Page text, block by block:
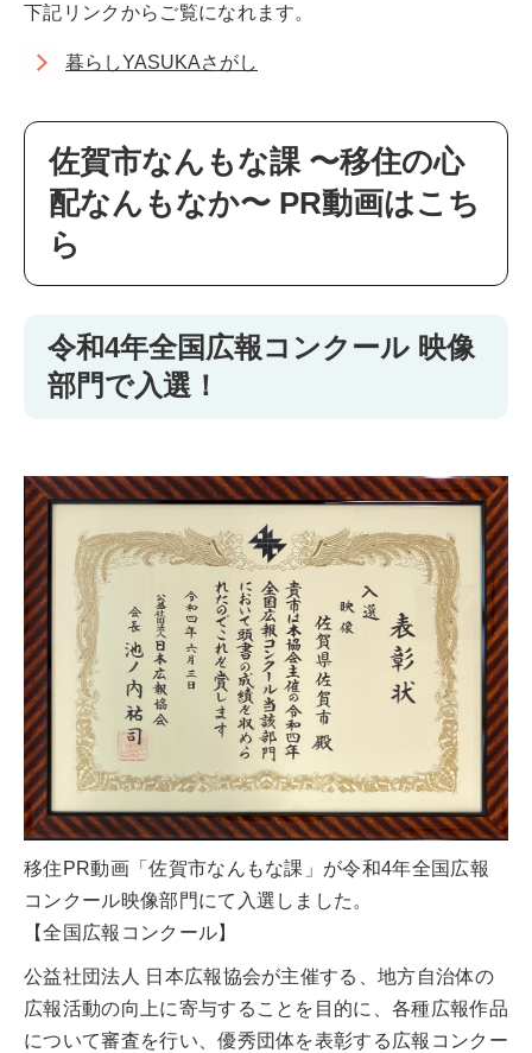
下記リンクからご覧になれます。
暮らしYASUKAさがし
佐賀市なんもな課 〜移住の心
配なんもなか〜 PR動画はこち
ら
令和4年全国広報コンクール 映像
部門で入選！
移住PR動画「佐賀市なんもな課」が令和4年全国広報
コンクール映像部門にて入選しました。
【全国広報コンクール】
公益社団法人 日本広報協会が主催する、地方自治体の
広報活動の向上に寄与することを目的に、各種広報作品
について審査を行い、優秀団体を表彰する広報コンクー